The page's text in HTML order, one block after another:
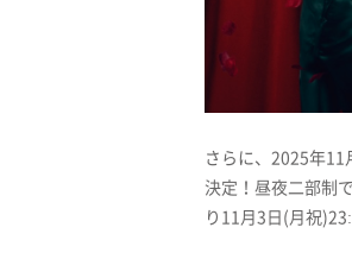
さらに、2025年
決定！昼夜二部制
り11月3日(月祝